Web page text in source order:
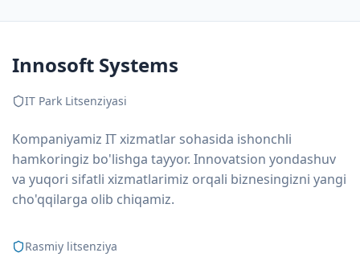
Innosoft Systems
IT Park Litsenziyasi
Kompaniyamiz IT xizmatlar sohasida ishonchli
hamkoringiz bo'lishga tayyor. Innovatsion yondashuv
va yuqori sifatli xizmatlarimiz orqali biznesingizni yangi
cho'qqilarga olib chiqamiz.
Rasmiy litsenziya